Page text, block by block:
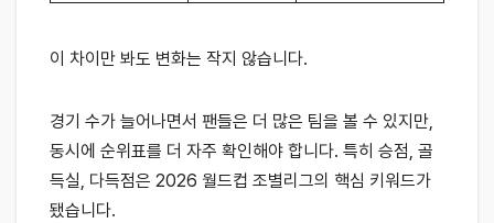
이 차이만 봐도 변화는 작지 않습니다.
경기 수가 늘어나면서 팬들은 더 많은 팀을 볼 수 있지만,
동시에 순위표를 더 자주 확인해야 합니다. 특히 승점, 골
득실, 다득점은 2026 월드컵 조별리그의 핵심 키워드가
됐습니다.